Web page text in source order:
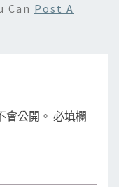
Can Post A
會公開。 必填欄